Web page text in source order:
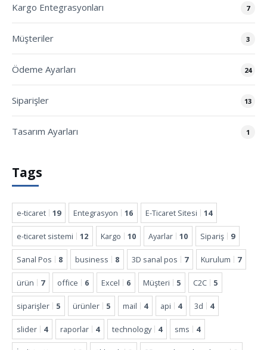
Kargo Entegrasyonları 7
Müşteriler 3
Ödeme Ayarları 24
Siparişler 13
Tasarım Ayarları 1
Tags
e-ticaret 19 Entegrasyon 16 E-Ticaret Sitesi 14
e-ticaret sistemi 12 Kargo 10 Ayarlar 10 Sipariş 9
Sanal Pos 8 business 8 3D sanal pos 7 Kurulum 7
ürün 7 office 6 Excel 6 Müşteri 5 C2C 5
siparişler 5 ürünler 5 mail 4 api 4 3d 4
slider 4 raporlar 4 technology 4 sms 4